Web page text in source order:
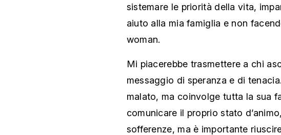
sistemare le priorità della vita,
aiuto alla mia famiglia e non
woman.
Mi piacerebbe trasmettere a chi
messaggio di speranza e di
malato, ma coinvolge tutta la sua
comunicare il proprio stato
sofferenze, ma è importante